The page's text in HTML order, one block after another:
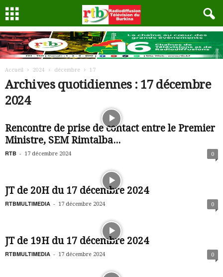
Accueil 2024 décembre 17
Archives quotidiennes : 17 décembre
2024
Rencontre de prise de contact entre le Premier
Ministre, SEM Rimtalba...
RTB - 17 décembre 2024 0
JT de 20H du 17 décembre 2024
RTBMULTIMEDIA - 17 décembre 2024 0
JT de 19H du 17 décembre 2024
RTBMULTIMEDIA - 17 décembre 2024 0